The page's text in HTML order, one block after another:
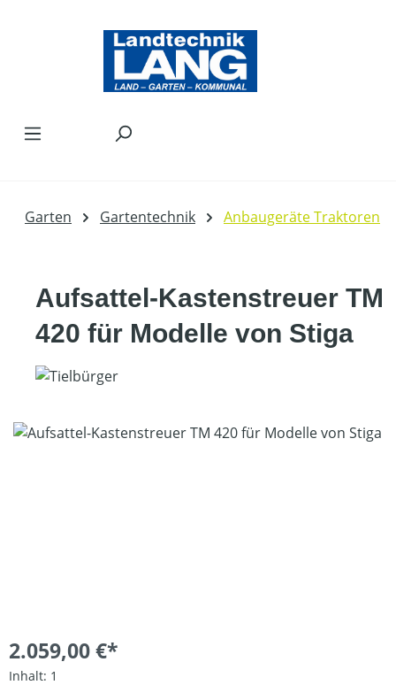
Garten Gartentechnik Anbaugeräte Traktoren
Aufsattel-Kastenstreuer TM
420 für Modelle von Stiga
Bildergalerie überspringen
2.059,00 €*
Inhalt: 1